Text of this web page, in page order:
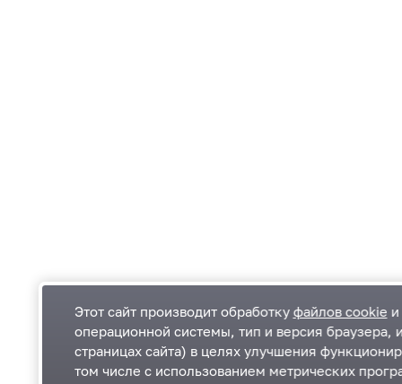
Одинцовский городской округ Московской
области
Этот сайт производит обработку файлов cookie
операционной системы, тип и версия браузера,
страницах сайта) в целях улучшения
том числе с использованием метрических